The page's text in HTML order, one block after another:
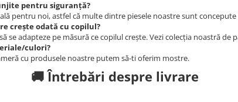
pentru siguranță?
pentru noi, astfel că multe dintre piesele noastre sunt
crește odată cu copilul?
se adapteze pe măsură ce copilul crește. Vezi colecția noastră de
culori?
cu produsele noastre putem să-ti oferim mostre.
🚚 Întrebări despre livrare